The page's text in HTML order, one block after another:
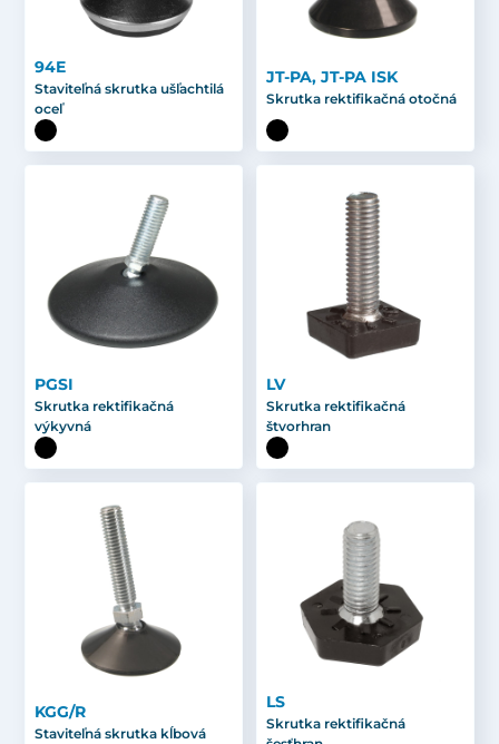
94E
Staviteľná skrutka ušľachtilá
oceľ
JT-PA, JT-PA ISK
Skrutka rektifikačná otočná
PGSI
Skrutka rektifikačná
výkyvná
LV
Skrutka rektifikačná
štvorhran
KGG/R
Staviteľná skrutka kĺbová
LS
Skrutka rektifikačná